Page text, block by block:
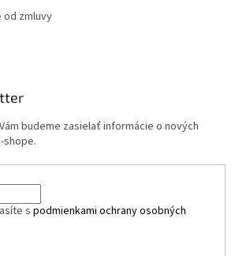
od zmluvy
budeme zasielať informácie o nových
shope.
s podmienkami ochrany osobných